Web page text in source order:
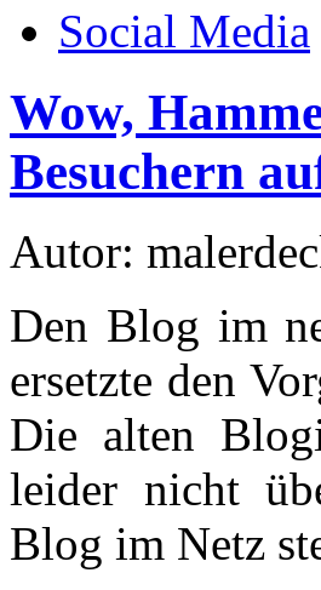
Social Media
Wow,
Besuchern
Autor:
Den Blog im
ersetzte den
Die alten
leider nicht
Blog im Netz